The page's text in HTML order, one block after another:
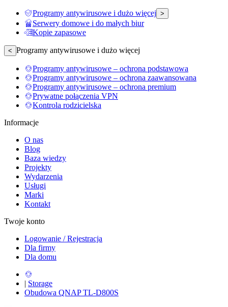
Programy antywirusowe i dużo więcej >
Serwery domowe i do małych biur
Kopie zapasowe
< Programy antywirusowe i dużo więcej
Programy antywirusowe – ochrona podstawowa
Programy antywirusowe – ochrona zaawansowana
Programy antywirusowe – ochrona premium
Prywatne połączenia VPN
Kontrola rodzicielska
Informacje
O nas
Blog
Baza wiedzy
Projekty
Wydarzenia
Usługi
Marki
Kontakt
Twoje konto
Logowanie / Rejestracja
Dla firmy
Dla domu
| Storage
Obudowa QNAP TL-D800S